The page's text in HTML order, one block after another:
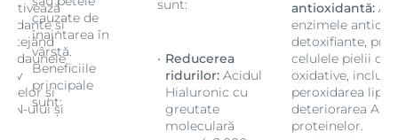
și
daunele
și
ului și
cauzate de
înaintarea în
vârstă.
Beneficiile
principale
sunt:
sunt:
Reducerea
ridurilor:Acidul
Hialuronic cu
greutate
moleculară
antioxidantă:
enzimele
detoxifiante,
celulele pielii de
oxidative, inclusiv
peroxidarea
deteriorarea
proteinelor.